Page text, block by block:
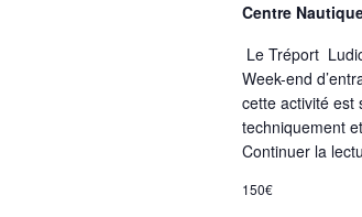
Centre
Le Tréport
Week-end
cette activité est
techniquement
Continuer la
150€